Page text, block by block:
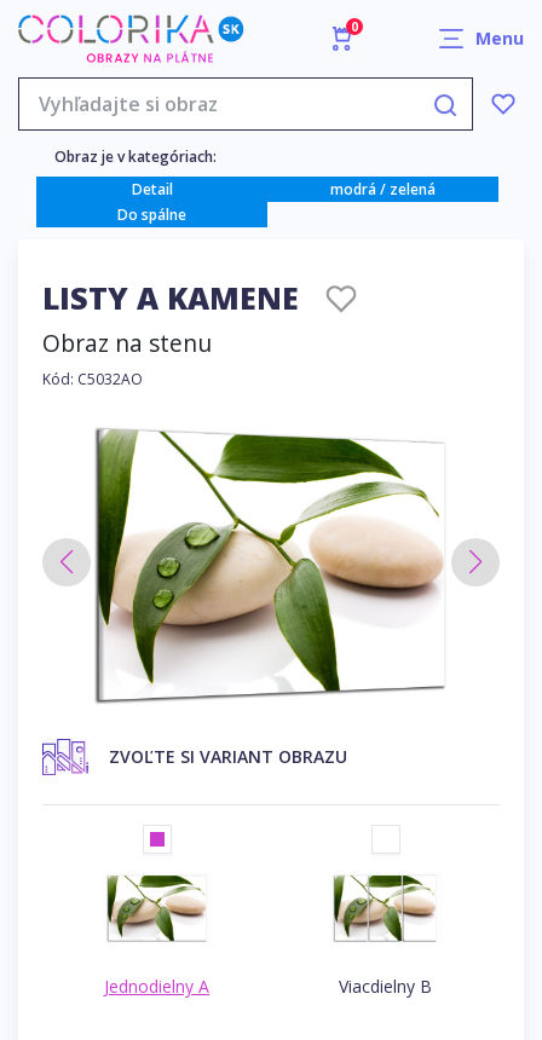
0 Menu
Obraz je v kategóriach:
Detail
modrá / zelená
Do spálne
LISTY A KAMENE
Obraz na stenu
Kód: C5032AO
ZVOĽTE SI VARIANT OBRAZU
Jednodielny A Viacdielny B